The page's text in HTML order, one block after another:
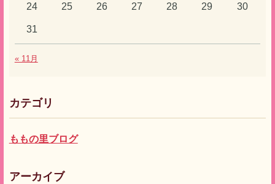
« 11月
24 25 26 27 28 29 30
31
カテゴリ
ももの里ブログ
アーカイブ